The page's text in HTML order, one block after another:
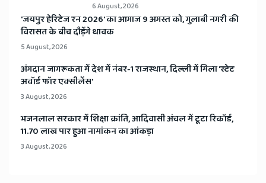
6 August, 2026
​'जयपुर हेरिटेज रन 2026' का आगाज 9 अगस्त को, गुलाबी नगरी की
विरासत के बीच दौड़ेंगे धावक
5 August, 2026
अंगदान जागरूकता में देश में नंबर-1 राजस्थान, दिल्ली में मिला 'स्टेट
अवॉर्ड फॉर एक्सीलेंस'
3 August, 2026
भजनलाल सरकार में शिक्षा क्रांति, आदिवासी अंचल में टूटा रिकॉर्ड,
11.70 लाख पार हुआ नामांकन का आंकड़ा
3 August, 2026